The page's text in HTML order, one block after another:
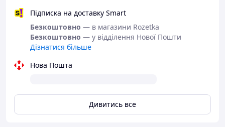
Підписка на доставку Smart
Безкоштовно — в магазини Rozetka
Безкоштовно — у відділення Нової Пошти
Дізнатися більше
Нова Пошта
Дивитись все